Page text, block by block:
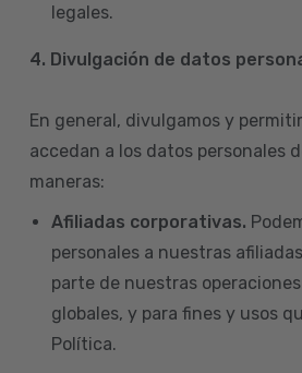
legales.
4. Divulgación de datos
En general, divulgamos y
accedan a los datos personales
maneras:
Afiliadas corporativas.
personales a nuestras
parte de nuestras
globales, y para fines y usos
Política.